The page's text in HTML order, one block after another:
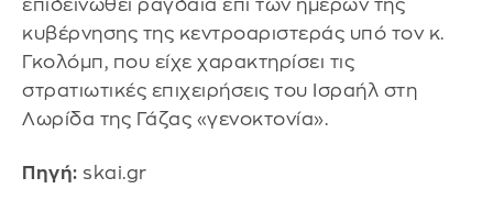
επιδεινωθεί ραγδαία επί των ημερών της
κυβέρνησης της κεντροαριστεράς υπό τον κ.
Γκολόμπ, που είχε χαρακτηρίσει τις
στρατιωτικές επιχειρήσεις του Ισραήλ στη
Λωρίδα της Γάζας «γενοκτονία».
Πηγή: skai.gr